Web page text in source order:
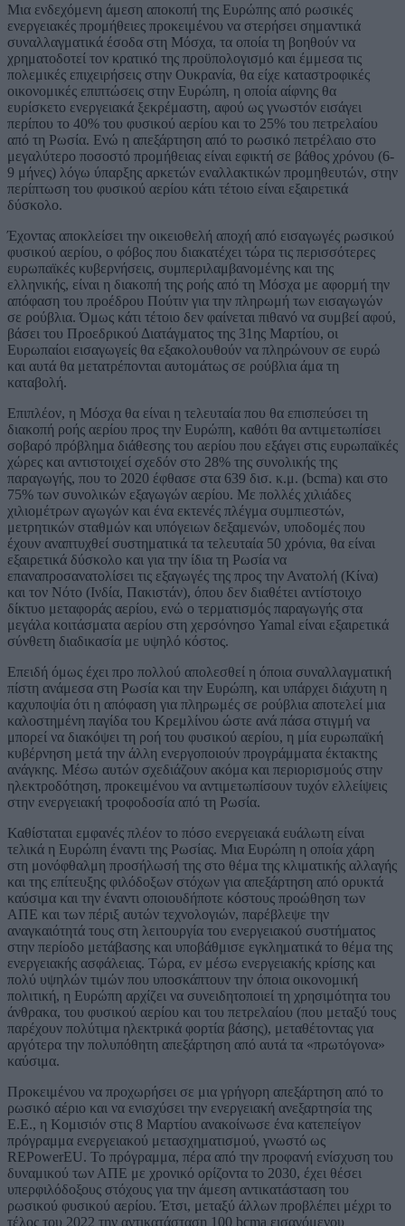
Μια ενδεχόμενη άμεση αποκοπή της Ευρώπης από ρωσικές
ενεργειακές προμήθειες προκειμένου να στερήσει σημαντικά
συναλλαγματικά έσοδα στη Μόσχα, τα οποία τη βοηθούν να
χρηματοδοτεί τον κρατικό της προϋπολογισμό και έμμεσα τις
πολεμικές επιχειρήσεις στην Ουκρανία, θα είχε καταστροφικές
οικονομικές επιπτώσεις στην Ευρώπη, η οποία αίφνης θα
ευρίσκετο ενεργειακά ξεκρέμαστη, αφού ως γνωστόν εισάγει
περίπου το 40% του φυσικού αερίου και το 25% του πετρελαίου
από τη Ρωσία. Ενώ η απεξάρτηση από το ρωσικό πετρέλαιο στο
μεγαλύτερο ποσοστό προμήθειας είναι εφικτή σε βάθος χρόνου (6-
9 μήνες) λόγω ύπαρξης αρκετών εναλλακτικών προμηθευτών, στην
περίπτωση του φυσικού αερίου κάτι τέτοιο είναι εξαιρετικά
δύσκολο.
Έχοντας αποκλείσει την οικειοθελή αποχή από εισαγωγές ρωσικού
φυσικού αερίου, ο φόβος που διακατέχει τώρα τις περισσότερες
ευρωπαϊκές κυβερνήσεις, συμπεριλαμβανομένης και της
ελληνικής, είναι η διακοπή της ροής από τη Μόσχα με αφορμή την
απόφαση του προέδρου Πούτιν για την πληρωμή των εισαγωγών
σε ρούβλια. Όμως κάτι τέτοιο δεν φαίνεται πιθανό να συμβεί αφού,
βάσει του Προεδρικού Διατάγματος της 31ης Μαρτίου, οι
Ευρωπαίοι εισαγωγείς θα εξακολουθούν να πληρώνουν σε ευρώ
και αυτά θα μετατρέπονται αυτομάτως σε ρούβλια άμα τη
καταβολή.
Επιπλέον, η Μόσχα θα είναι η τελευταία που θα επισπεύσει τη
διακοπή ροής αερίου προς την Ευρώπη, καθότι θα αντιμετωπίσει
σοβαρό πρόβλημα διάθεσης του αερίου που εξάγει στις ευρωπαϊκές
χώρες και αντιστοιχεί σχεδόν στο 28% της συνολικής της
παραγωγής, που το 2020 έφθασε στα 639 δισ. κ.μ. (bcma) και στο
75% των συνολικών εξαγωγών αερίου. Με πολλές χιλιάδες
χιλιομέτρων αγωγών και ένα εκτενές πλέγμα συμπιεστών,
μετρητικών σταθμών και υπόγειων δεξαμενών, υποδομές που
έχουν αναπτυχθεί συστηματικά τα τελευταία 50 χρόνια, θα είναι
εξαιρετικά δύσκολο και για την ίδια τη Ρωσία να
επαναπροσανατολίσει τις εξαγωγές της προς την Ανατολή (Κίνα)
και τον Νότο (Ινδία, Πακιστάν), όπου δεν διαθέτει αντίστοιχο
δίκτυο μεταφοράς αερίου, ενώ ο τερματισμός παραγωγής στα
μεγάλα κοιτάσματα αερίου στη χερσόνησο Yamal είναι εξαιρετικά
σύνθετη διαδικασία με υψηλό κόστος.
Επειδή όμως έχει προ πολλού απολεσθεί η όποια συναλλαγματική
πίστη ανάμεσα στη Ρωσία και την Ευρώπη, και υπάρχει διάχυτη η
καχυποψία ότι η απόφαση για πληρωμές σε ρούβλια αποτελεί μια
καλοστημένη παγίδα του Κρεμλίνου ώστε ανά πάσα στιγμή να
μπορεί να διακόψει τη ροή του φυσικού αερίου, η μία ευρωπαϊκή
κυβέρνηση μετά την άλλη ενεργοποιούν προγράμματα έκτακτης
ανάγκης. Μέσω αυτών σχεδιάζουν ακόμα και περιορισμούς στην
ηλεκτροδότηση, προκειμένου να αντιμετωπίσουν τυχόν ελλείψεις
στην ενεργειακή τροφοδοσία από τη Ρωσία.
Καθίσταται εμφανές πλέον το πόσο ενεργειακά ευάλωτη είναι
τελικά η Ευρώπη έναντι της Ρωσίας. Μια Ευρώπη η οποία χάρη
στη μονόφθαλμη προσήλωσή της στο θέμα της κλιματικής αλλαγής
και της επίτευξης φιλόδοξων στόχων για απεξάρτηση από ορυκτά
καύσιμα και την έναντι οποιουδήποτε κόστους προώθηση των
ΑΠΕ και των πέριξ αυτών τεχνολογιών, παρέβλεψε την
αναγκαιότητά τους στη λειτουργία του ενεργειακού συστήματος
στην περίοδο μετάβασης και υποβάθμισε εγκληματικά το θέμα της
ενεργειακής ασφάλειας. Τώρα, εν μέσω ενεργειακής κρίσης και
πολύ υψηλών τιμών που υποσκάπτουν την όποια οικονομική
πολιτική, η Ευρώπη αρχίζει να συνειδητοποιεί τη χρησιμότητα του
άνθρακα, του φυσικού αερίου και του πετρελαίου (που μεταξύ τους
παρέχουν πολύτιμα ηλεκτρικά φορτία βάσης), μεταθέτοντας για
αργότερα την πολυπόθητη απεξάρτηση από αυτά τα «πρωτόγονα»
καύσιμα.
Προκειμένου να προχωρήσει σε μια γρήγορη απεξάρτηση από το
ρωσικό αέριο και να ενισχύσει την ενεργειακή ανεξαρτησία της
Ε.Ε., η Κομισιόν στις 8 Μαρτίου ανακοίνωσε ένα κατεπείγον
πρόγραμμα ενεργειακού μετασχηματισμού, γνωστό ως
REPowerEU. Το πρόγραμμα, πέρα από την προφανή ενίσχυση του
δυναμικού των ΑΠΕ με χρονικό ορίζοντα το 2030, έχει θέσει
υπερφιλόδοξους στόχους για την άμεση αντικατάσταση του
ρωσικού φυσικού αερίου. Έτσι, μεταξύ άλλων προβλέπει μέχρι το
τέλος του 2022 την αντικατάσταση 100 bcma εισαγόμενου